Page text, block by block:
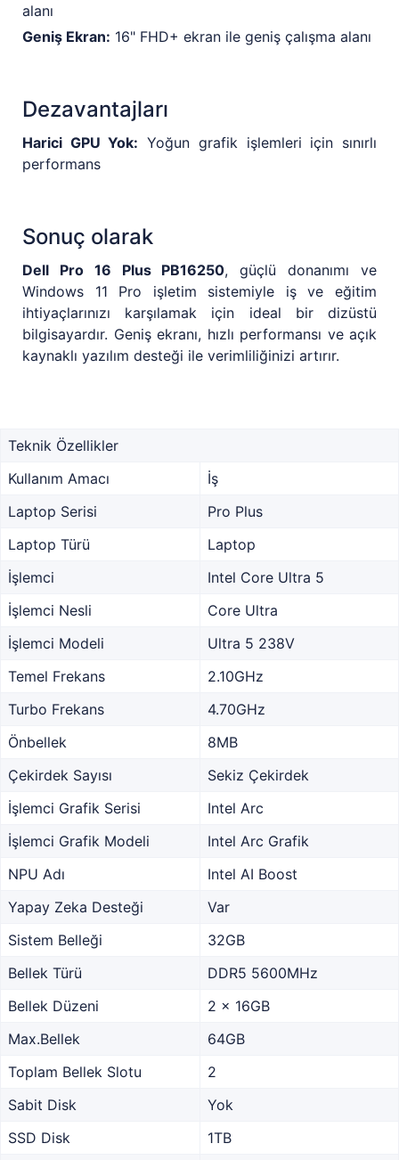
alanı
Geniş Ekran: 16" FHD+ ekran ile geniş çalışma alanı
Dezavantajları
Harici GPU Yok: Yoğun grafik işlemleri için sınırlı
performans
Sonuç olarak
Dell Pro 16 Plus PB16250, güçlü donanımı ve
Windows 11 Pro işletim sistemiyle iş ve eğitim
ihtiyaçlarınızı karşılamak için ideal bir dizüstü
bilgisayardır. Geniş ekranı, hızlı performansı ve açık
kaynaklı yazılım desteği ile verimliliğinizi artırır.
Teknik Özellikler
Kullanım Amacı
İş
Laptop Serisi
Pro Plus
Laptop Türü
Laptop
İşlemci
Intel Core Ultra 5
İşlemci Nesli
Core Ultra
İşlemci Modeli
Ultra 5 238V
Temel Frekans
2.10GHz
Turbo Frekans
4.70GHz
Önbellek
8MB
Çekirdek Sayısı
Sekiz Çekirdek
İşlemci Grafik Serisi
Intel Arc
İşlemci Grafik Modeli
Intel Arc Grafik
NPU Adı
Intel AI Boost
Yapay Zeka Desteği
Var
Sistem Belleği
32GB
Bellek Türü
DDR5 5600MHz
Bellek Düzeni
2 x 16GB
Max.Bellek
64GB
Toplam Bellek Slotu
2
Sabit Disk
Yok
SSD Disk
1TB